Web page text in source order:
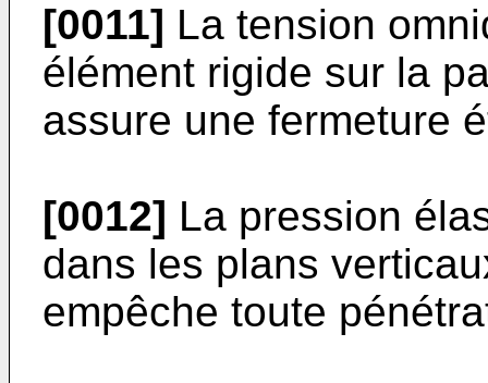
[0011] La tension
élément rigide sur la
assure une fermeture
[0012] La pression
dans les plans
empêche toute